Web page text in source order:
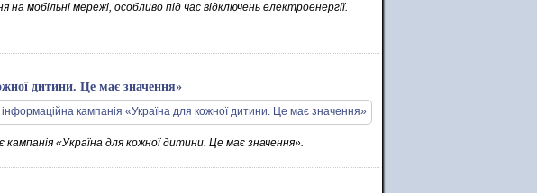
мобільні мережі, особливо під час відключень електроенергії.
дитини. Це має значення»
«Україна для кожної дитини. Це має значення».